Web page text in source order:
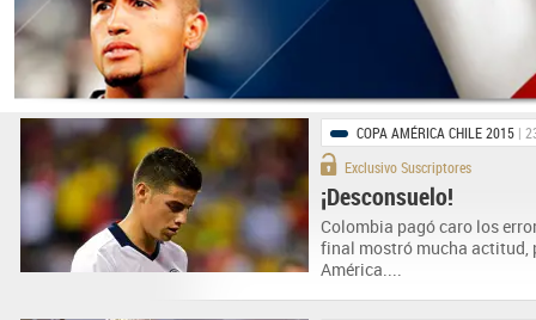
COPA AMÉRICA CHILE 2015 |
Exclusivo Suscriptores
¡Desconsuelo!
Colombia pagó caro los
final mostró mucha actitud,
América....